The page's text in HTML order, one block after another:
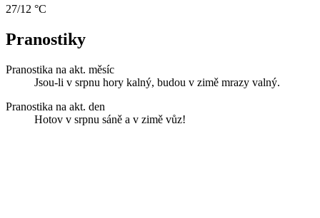
27/12 °C
Pranostiky
Pranostika na akt. měsíc
Jsou-li v srpnu hory kalný, budou v zimě mrazy valný.
Pranostika na akt. den
Hotov v srpnu sáně a v zimě vůz!